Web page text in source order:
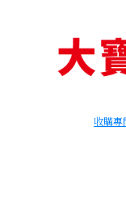
收購